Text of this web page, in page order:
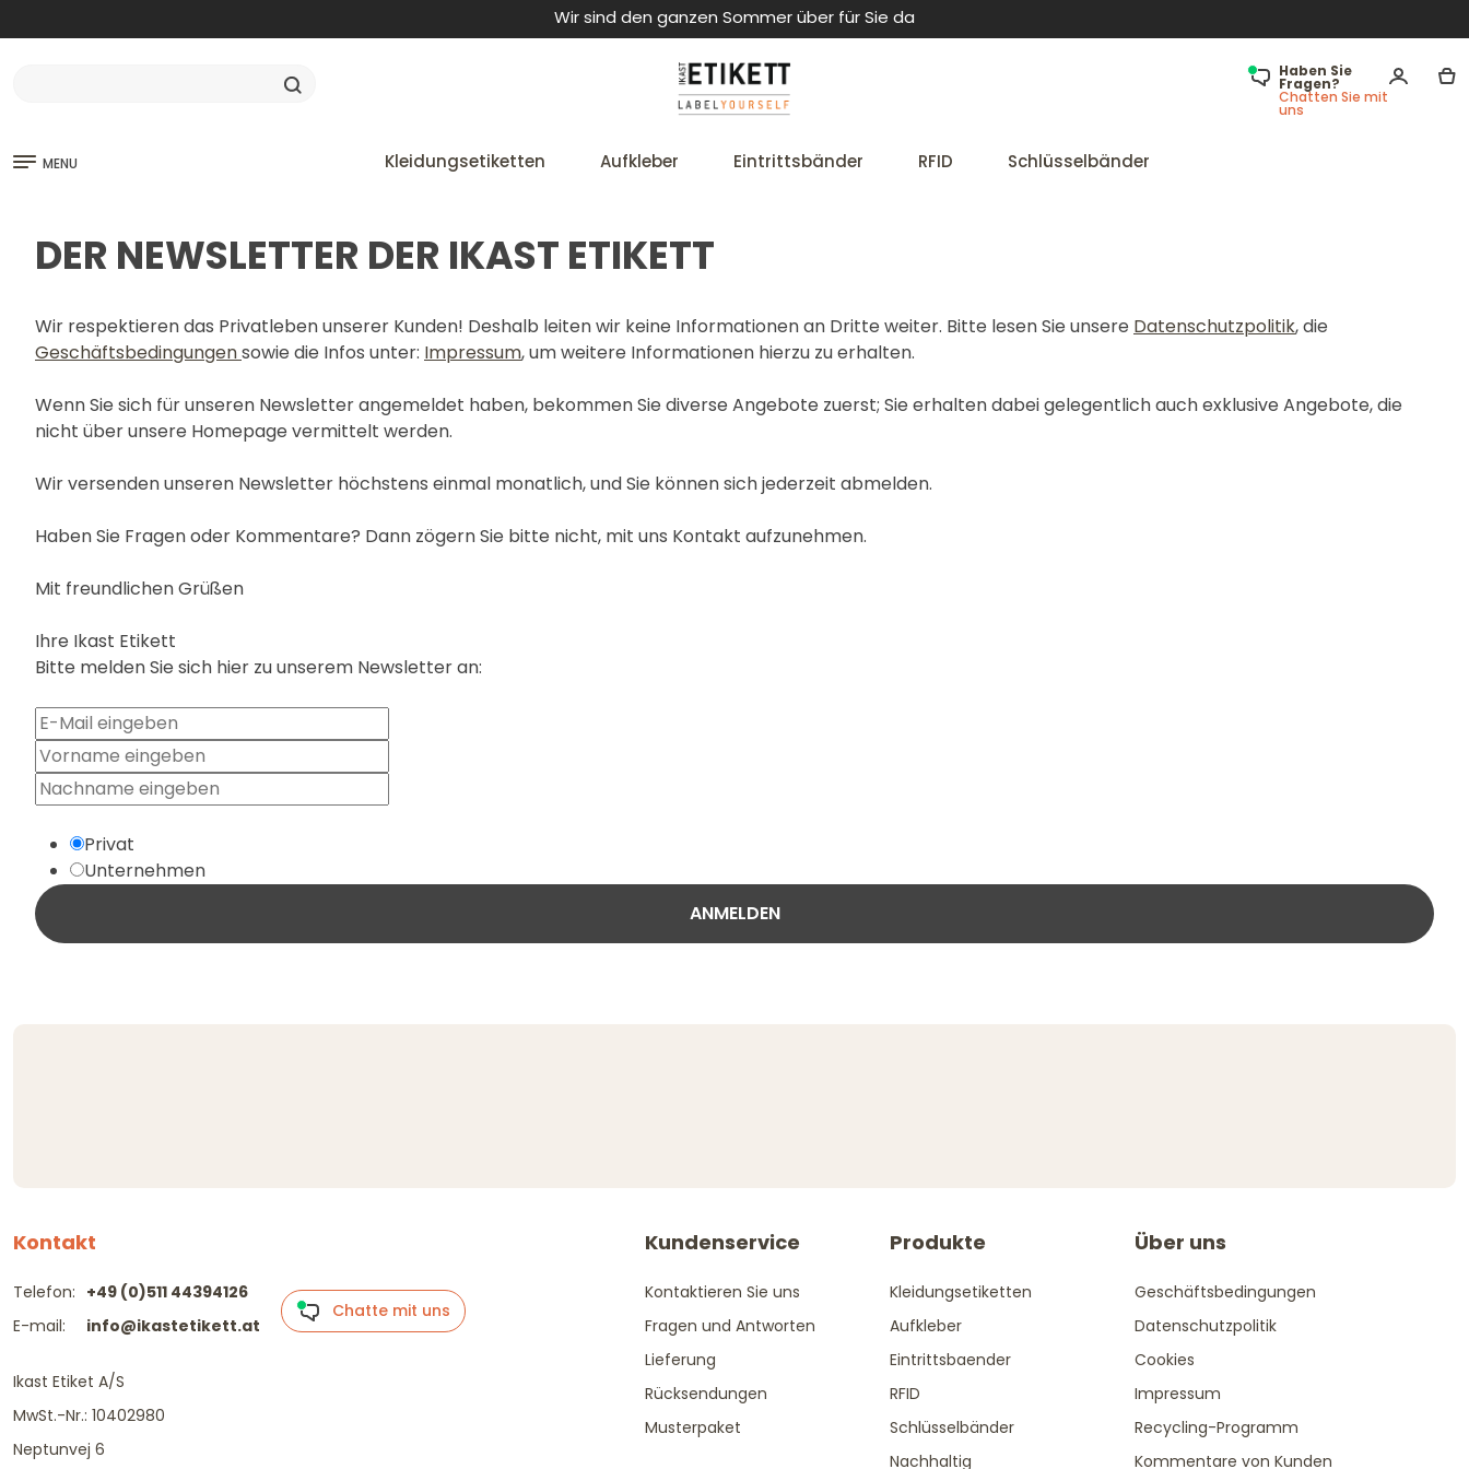
Wir sind den ganzen Sommer über für Sie da
Haben Sie
Fragen?
Chatten Sie mit
uns
MENU Kleidungsetiketten Aufkleber Eintrittsbänder RFID Schlüsselbänder
DER NEWSLETTER DER IKAST ETIKETT
Wir respektieren das Privatleben unserer Kunden! Deshalb leiten wir keine Informationen an Dritte weiter. Bitte lesen Sie unsere Datenschutzpolitik, die
Geschäftsbedingungensowie die Infos unter: Impressum, um weitere Informationen hierzu zu erhalten.
Wenn Sie sich für unseren Newsletter angemeldet haben, bekommen Sie diverse Angebote zuerst; Sie erhalten dabei gelegentlich auch exklusive Angebote, die
nicht über unsere Homepage vermittelt werden.
Wir versenden unseren Newsletter höchstens einmal monatlich, und Sie können sich jederzeit abmelden.
Haben Sie Fragen oder Kommentare? Dann zögern Sie bitte nicht, mit uns Kontakt aufzunehmen.
Mit freundlichen Grüßen
Ihre Ikast Etikett
Bitte melden Sie sich hier zu unserem Newsletter an:
Privat
Unternehmen
Kontakt
Telefon:
E-mail:
+49 (0)511 44394126
info@ikastetikett.at
Ikast Etiket A/S
MwSt.-Nr.: 10402980
Neptunvej 6
Chatte mit uns
Kundenservice
Kontaktieren Sie uns
Fragen und Antworten
Lieferung
Rücksendungen
Musterpaket
Produkte
Kleidungsetiketten
Aufkleber
Eintrittsbaender
RFID
Schlüsselbänder
Nachhaltig
Über uns
Geschäftsbedingungen
Datenschutzpolitik
Cookies
Impressum
Recycling-Programm
Kommentare von Kunden